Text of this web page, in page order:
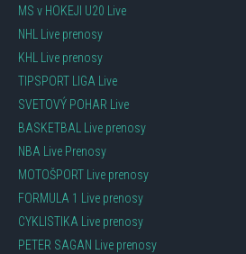
MS v HOKEJI U20 Live
NHL Live prenosy
KHL Live prenosy
TIPSPORT LIGA Live
SVETOVÝ POHAR Live
BASKETBAL Live prenosy
NBA Live Prenosy
MOTOŠPORT Live prenosy
FORMULA 1 Live prenosy
CYKLISTIKA Live prenosy
PETER SAGAN Live prenosy